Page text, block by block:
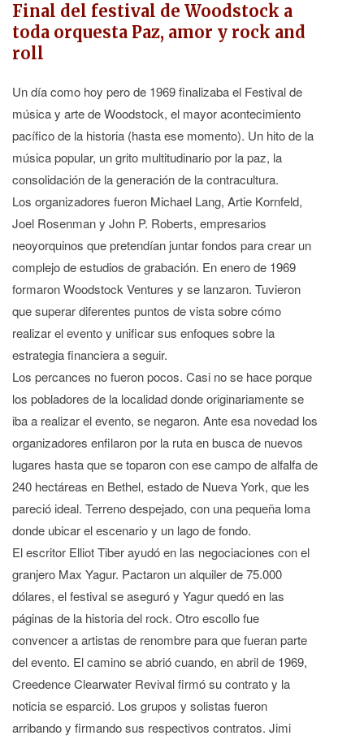
Final del festival de Woodstock a
toda orquesta Paz, amor y rock and
roll
Un día como hoy pero de 1969 finalizaba el Festival de
música y arte de Woodstock, el mayor acontecimiento
pacífico de la historia (hasta ese momento). Un hito de la
música popular, un grito multitudinario por la paz, la
consolidación de la generación de la contracultura.
Los organizadores fueron Michael Lang, Artie Kornfeld,
Joel Rosenman y John P. Roberts, empresarios
neoyorquinos que pretendían juntar fondos para crear un
complejo de estudios de grabación. En enero de 1969
formaron Woodstock Ventures y se lanzaron. Tuvieron
que superar diferentes puntos de vista sobre cómo
realizar el evento y unificar sus enfoques sobre la
estrategia financiera a seguir.
Los percances no fueron pocos. Casi no se hace porque
los pobladores de la localidad donde originariamente se
iba a realizar el evento, se negaron. Ante esa novedad los
organizadores enfilaron por la ruta en busca de nuevos
lugares hasta que se toparon con ese campo de alfalfa de
240 hectáreas en Bethel, estado de Nueva York, que les
pareció ideal. Terreno despejado, con una pequeña loma
donde ubicar el escenario y un lago de fondo.
El escritor Elliot Tiber ayudó en las negociaciones con el
granjero Max Yagur. Pactaron un alquiler de 75.000
dólares, el festival se aseguró y Yagur quedó en las
páginas de la historia del rock. Otro escollo fue
convencer a artistas de renombre para que fueran parte
del evento. El camino se abrió cuando, en abril de 1969,
Creedence Clearwater Revival firmó su contrato y la
noticia se esparció. Los grupos y solistas fueron
arribando y firmando sus respectivos contratos. Jimi